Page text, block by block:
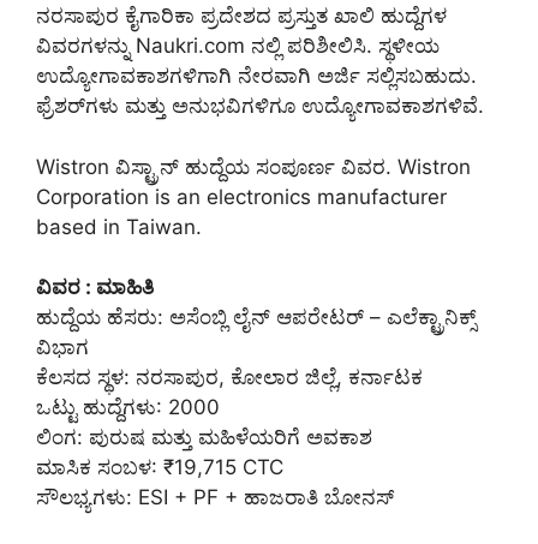
ನರಸಾಪುರ ಕೈಗಾರಿಕಾ ಪ್ರದೇಶದ ಪ್ರಸ್ತುತ ಖಾಲಿ ಹುದ್ದೆಗಳ
ವಿವರಗಳನ್ನು Naukri.com ನಲ್ಲಿ ಪರಿಶೀಲಿಸಿ. ಸ್ಥಳೀಯ
ಉದ್ಯೋಗಾವಕಾಶಗಳಿಗಾಗಿ ನೇರವಾಗಿ ಅರ್ಜಿ ಸಲ್ಲಿಸಬಹುದು.
ಫ್ರೆಶರ್‌ಗಳು ಮತ್ತು ಅನುಭವಿಗಳಿಗೂ ಉದ್ಯೋಗಾವಕಾಶಗಳಿವೆ.
Wistron ವಿಸ್ಟ್ರಾನ್ ಹುದ್ದೆಯ ಸಂಪೂರ್ಣ ವಿವರ. Wistron
Corporation is an electronics manufacturer
based in Taiwan.
ವಿವರ : ಮಾಹಿತಿ
ಹುದ್ದೆಯ ಹೆಸರು: ಅಸೆಂಬ್ಲಿ ಲೈನ್ ಆಪರೇಟರ್ – ಎಲೆಕ್ಟ್ರಾನಿಕ್ಸ್
ವಿಭಾಗ
ಕೆಲಸದ ಸ್ಥಳ: ನರಸಾಪುರ, ಕೋಲಾರ ಜಿಲ್ಲೆ, ಕರ್ನಾಟಕ
ಒಟ್ಟು ಹುದ್ದೆಗಳು: 2000
ಲಿಂಗ: ಪುರುಷ ಮತ್ತು ಮಹಿಳೆಯರಿಗೆ ಅವಕಾಶ
ಮಾಸಿಕ ಸಂಬಳ: ₹19,715 CTC
ಸೌಲಭ್ಯಗಳು: ESI + PF + ಹಾಜರಾತಿ ಬೋನಸ್